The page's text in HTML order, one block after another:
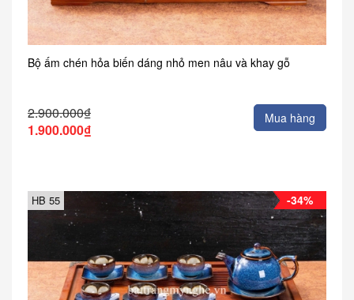
Bộ ấm chén hỏa biến dáng nhỏ men nâu và khay gỗ
2.900.000₫
1.900.000₫
Mua hàng
-34%
HB 55